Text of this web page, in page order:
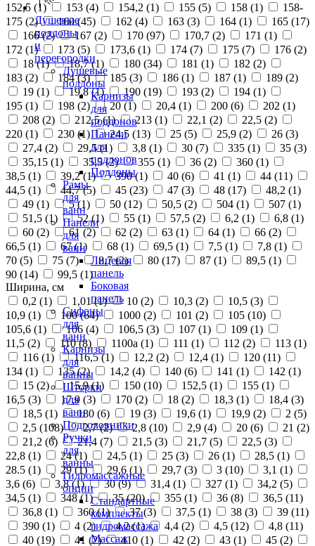
Душевые
поддоны
и
перегородки
Душевые
поддоны
Карнизы
для
поддонов
Панели
для
поддонов
Поддоны
Рамы
для
ванн
Панели
для
ванн
Лицевая
панель
Боковая
панель
Сифоны
для
ванн
Карнизы
для
ванны
Шторки
для
ванн
Подголовники
Ручки
для
ванны
Гидромассажные
опции
Стандартные
комплекты
гидромассажа
Массаж
152,5 (1) 153 (4) 154,2 (1) 155 (5) 158 (1)
158-
175 (2) 160 (45) 162 (4) 163 (3) 164 (1) 165 (17)
166 (2) 167 (2) 170 (97) 170,7 (2) 171 (1)
172 (1) 173 (5) 173,6 (1) 174 (7) 175 (7) 176 (2)
18 (1) 18,7 (1) 180 (34) 181 (1) 182 (2)
183 (2) 184 (3) 185 (3) 186 (1) 187 (1) 189 (2)
19 (1) 19,8 (1) 190 (19) 193 (2) 194 (1)
195 (1) 198 (2) 20 (1) 20,4 (1) 200 (6) 202 (1)
208 (2) 212,5 (1) 213 (1) 22,1 (2) 22,5 (2)
220 (1) 230 (1) 24,5 (13) 25 (5) 25,9 (2) 26 (3)
27,4 (2) 29,5 (1) 3,8 (1) 30 (7) 335 (1) 35 (3)
35,15 (1) 35,5 (2) 355 (1) 36 (2) 360 (1)
38,5 (1) 39,2 (1) 390 (1) 40 (6) 41 (1) 44 (11)
44,5 (1) 44,7 (5) 45 (23) 47 (3) 48 (17) 48,2 (1)
49 (1) 5 (1) 50 (12) 50,5 (2) 504 (1) 507 (1)
51,5 (1) 52 (1) 55 (1) 57,5 (2) 6,2 (1) 6,8 (1)
60 (2) 61 (2) 62 (2) 63 (1) 64 (1) 66 (2)
66,5 (1) 67 (1) 68 (1) 69,5 (1) 7,5 (1) 7,8 (1)
70 (5) 75 (7) 8,7 (2) 80 (17) 87 (1) 89,5 (1)
90 (14) 99,5 (1)
Ширина, см
0,2 (1) 1,01 (1) 10 (2) 10,3 (2) 10,5 (3)
10,9 (1) 100 (64) 1000 (2) 101 (2) 105 (10)
105,6 (1) 106 (4) 106,5 (3) 107 (1) 109 (1)
11,5 (2) 110 (8) 1100а (1) 111 (1) 112 (2) 113 (1)
116 (1) 116,5 (1) 12,2 (2) 12,4 (1) 120 (11)
134 (1) 135 (2) 14,2 (4) 140 (6) 141 (1) 142 (1)
15 (2) 15,9 (1) 150 (10) 152,5 (1) 155 (1)
16,5 (3) 17,9 (3) 170 (2) 18 (2) 18,3 (1) 18,4 (3)
18,5 (1) 180 (6) 19 (3) 19,6 (1) 19,9 (2) 2 (5)
2,5 (108) 2,7 (2) 2,8 (10) 2,9 (4) 20 (6) 21 (2)
21,2 (6) 21,4 (7) 21,5 (3) 21,7 (5) 22,5 (3)
22,8 (1) 24 (1) 24,5 (1) 25 (3) 26 (1) 28,5 (1)
28.5 (1) 29 (1) 29,6 (1) 29,7 (3) 3 (10) 3,1 (1)
3,6 (6) 3,8 (1) 30 (9) 31,4 (1) 327 (1) 34,2 (5)
34,5 (1) 348 (1) 35 (20) 355 (1) 36 (8) 36,5 (11)
36,8 (1) 360 (1) 37 (3) 37,5 (1) 38 (3) 39 (11)
390 (1) 4 (2) 4,2 (1) 4,4 (2) 4,5 (12) 4,8 (11)
40 (19) 41 (2) 410 (1) 42 (2) 43 (1) 45 (2)